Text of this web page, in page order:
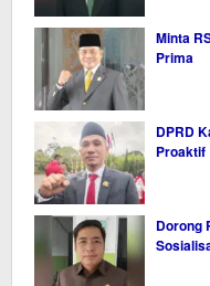
Minta
Prima
DPRD
Proaktif
Dorong